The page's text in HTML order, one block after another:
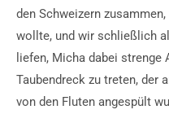
den Schweizern
wollte, und wir schließlich
liefen, Micha dabei strenge
Taubendreck zu treten, der
von den Fluten angespült